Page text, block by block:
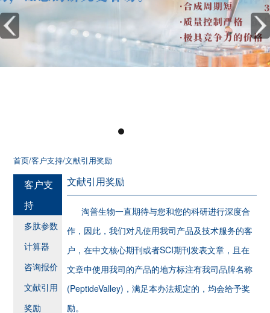
首页/客户支持/文献引用奖励
客户支
持
多肽参数
计算器
咨询报价
文献引用
奖励
文献引用奖励
淘普生物一直期待与您和您的科研进行深度合
作，因此，我们对凡使用我司产品及技术服务的客
户，在中文核心期刊或者SCI期刊发表文章，且在
文章中使用我司的产品的地方标注有我司品牌名称
(PeptideValley)，满足本办法规定的，均会给予奖
励。